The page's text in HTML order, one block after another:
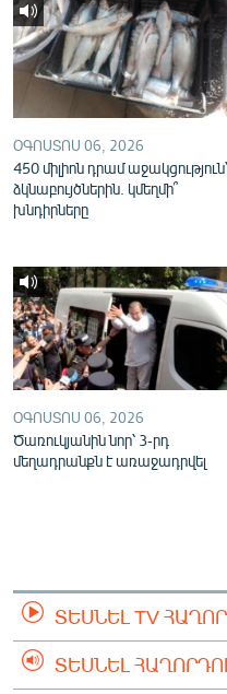
ՕԳՈՍՏՈՍ 06, 2026
450 միլիոն դրամ աջակցություն՝
ձկնաբույծներին. կմեղմի՞
խնդիրները
ՕԳՈՍՏՈՍ 06, 2026
Ծառուկյանին նոր՝ 3-րդ
մեղադրանքն է առաջադրվել
ՏԵՍՆԵԼ TV
ՏԵՍՆԵԼ